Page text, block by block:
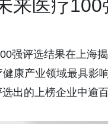
来医疗
强评选结果在上海
康产业领域最具影
出的上榜企业中逾